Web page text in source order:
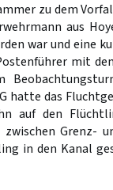
zu dem
aus
war und eine
mit
hatte das
auf den
Grenz-
in den Kanal